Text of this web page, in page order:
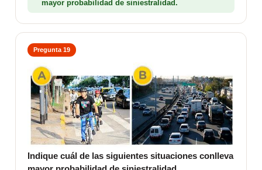
mayor probabilidad de siniestralidad.
Pregunta 19
Indique cuál de las siguientes situaciones conlleva